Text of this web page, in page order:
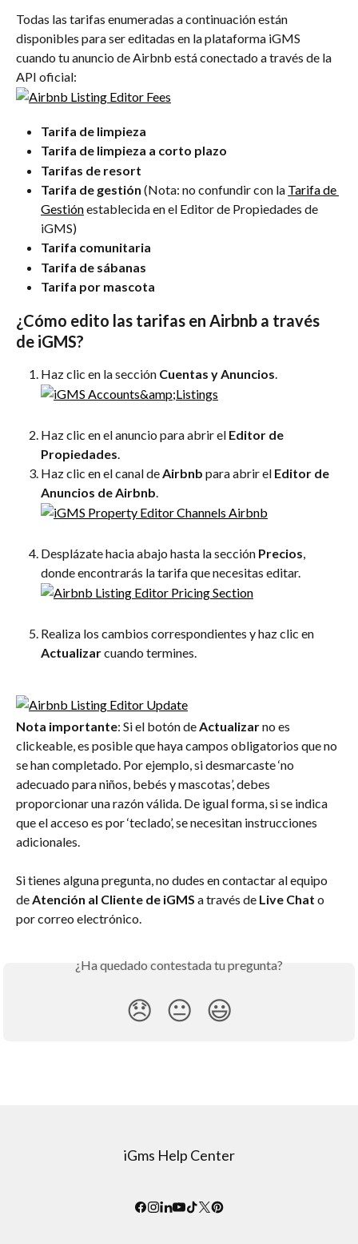
Todas las tarifas enumeradas a continuación están
disponibles para ser editadas en la plataforma iGMS
cuando tu anuncio de Airbnb está conectado a través de la
API oficial:
Tarifa de limpieza
Tarifa de limpieza a corto plazo
Tarifas de resort
Tarifa de gestión (Nota: no confundir con la Tarifa de
Gestión establecida en el Editor de Propiedades de
iGMS)
Tarifa comunitaria
Tarifa de sábanas
Tarifa por mascota
¿Cómo edito las tarifas en Airbnb a través
de iGMS?
Haz clic en la sección Cuentas y Anuncios
Haz clic en el anuncio para abrir el Editor de
Propiedades.
Haz clic en el canal de Airbnb para abrir el Editor de
Anuncios de Airbnb.
Desplázate hacia abajo hasta la sección Precios,
donde encontrarás la tarifa que necesitas editar.
Realiza los cambios correspondientes y haz clic en
Actualizar cuando termines.
Nota importante: Si el botón de Actualizar no es
clickeable, es posible que haya campos obligatorios que no
se han completado. Por ejemplo, si desmarcaste ‘no
adecuado para niños, bebés y mascotas’, debes
proporcionar una razón válida. De igual forma, si se indica
que el acceso es por ‘teclado’, se necesitan instrucciones
adicionales.
Si tienes alguna pregunta, no dudes en contactar al equipo
de Atención al Cliente de iGMS a través de Live Chat o
por correo electrónico.
¿Ha quedado contestada tu pregunta?
😞 😐 😃
iGms Help Center